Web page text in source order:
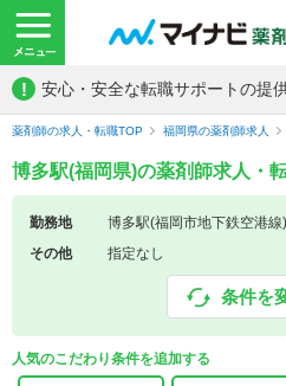
! 安心・安全な転職サポートの提
薬剤師の求人・転職TOP 福岡県の薬剤師求人
博多駅(福岡県)の薬剤師求人・
勤務地
博多駅(福岡市地下鉄空港線)
その他
指定なし
条件を
人気のこだわり条件を追加する